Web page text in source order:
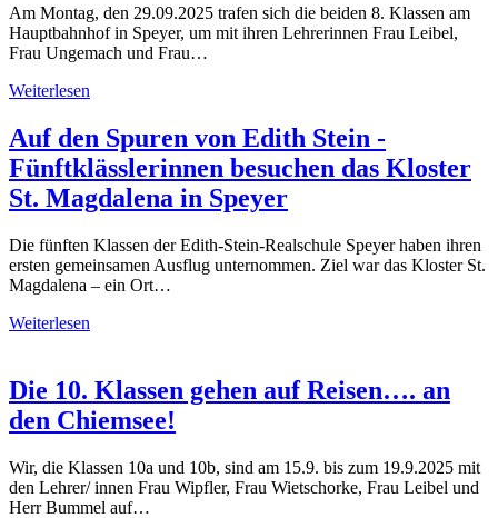
Am Montag, den 29.09.2025 trafen sich die beiden 8. Klassen am
Hauptbahnhof in Speyer, um mit ihren Lehrerinnen Frau Leibel,
Frau Ungemach und Frau…
Weiterlesen
Auf den Spuren von Edith Stein -
Fünftklässlerinnen besuchen das Kloster
St. Magdalena in Speyer
Die fünften Klassen der Edith-Stein-Realschule Speyer haben ihren
ersten gemeinsamen Ausflug unternommen. Ziel war das Kloster St.
Magdalena – ein Ort…
Weiterlesen
Die 10. Klassen gehen auf Reisen…. an
den Chiemsee!
Wir, die Klassen 10a und 10b, sind am 15.9. bis zum 19.9.2025 mit
den Lehrer/ innen Frau Wipfler, Frau Wietschorke, Frau Leibel und
Herr Bummel auf…